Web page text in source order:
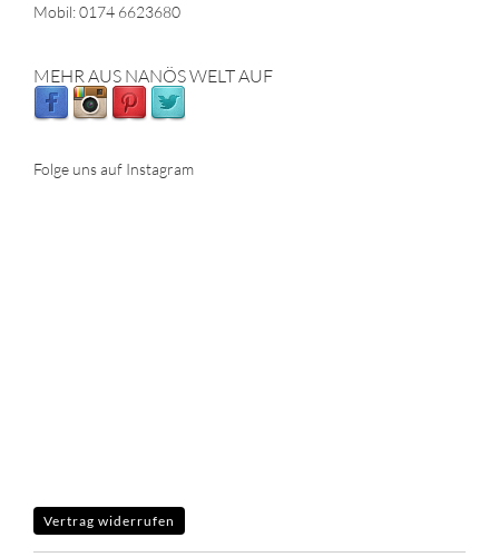
Mobil: 0174 6623680
MEHR AUS NANÖS WELT AUF
Folge uns auf Instagram
Vertrag widerrufen